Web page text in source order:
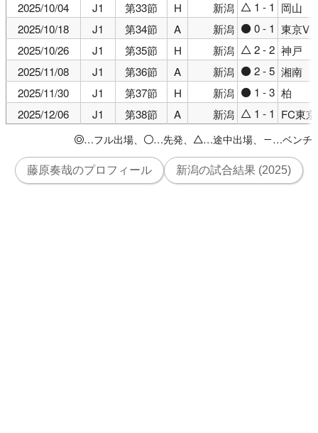
2025/10/04
J1 第33節 H 新潟 △ 1 - 1 岡山
2025/10/18
J1 第34節 A 新潟 ● 0 - 1 東京V
2025/10/26
J1 第35節 H 新潟 △ 2 - 2 神戸
2025/11/08
J1 第36節 A 新潟 ● 2 - 5 湘南
2025/11/30
J1 第37節 H 新潟 ● 1 - 3 柏
2025/12/06
J1 第38節 A 新潟 △ 1 - 1 FC東京
◎…フル出場、 ○…先発、 △…途中出場、 －…ベンチ
藤原奏哉のプロフィール 新潟の試合結果 (2025)